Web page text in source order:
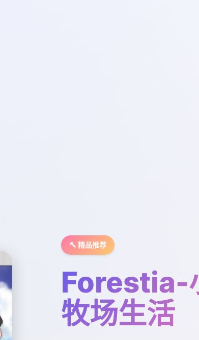
🔨 精品推荐
Forestia-
牧场生活